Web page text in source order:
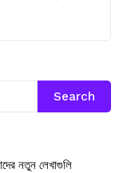
Search
নতুন লেখাগুলি